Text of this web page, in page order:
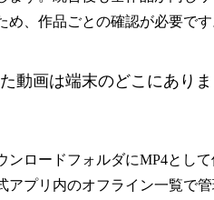
め、作品ごとの確認が必要で
動画は端末のどこにありま
ンロードフォルダにMP4として
アプリ内のオフライン一覧で